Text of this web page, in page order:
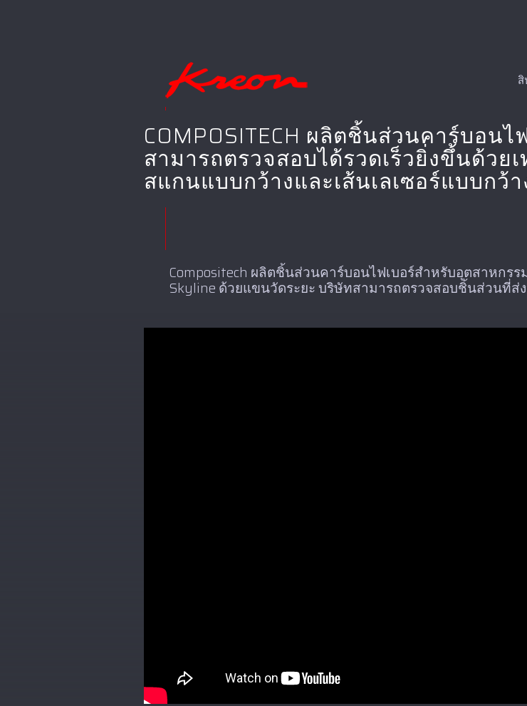
COMPOSITECH ผลิตชิ้นส่วนคาร์บอน
สามารถตรวจสอบได้รวดเร็วยิ่งขึ้นด้วย
สแกนแบบกว้างและเส้นเลเซอร์แบบกว้า
Compositech ผลิตชิ้นส่วนคาร์บอนไฟเบอร์สำหรับอุตสาหกรร
Skyline ด้วยแขนวัดระยะ บริษัทสามารถตรวจสอบชิ้นส่วน